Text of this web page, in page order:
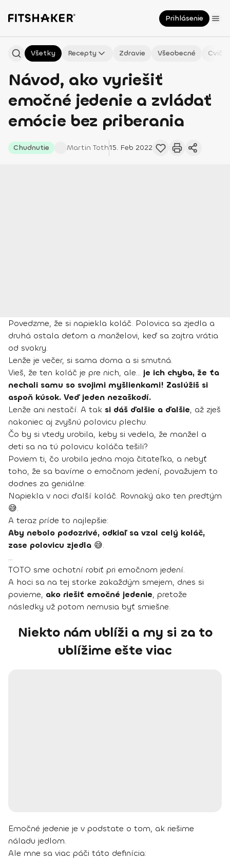
Prihlásenie
Všetky Recepty Zdravie Všeobecné
Návod, ako vyriešiť
emočné jedenie a zvládať
emócie bez priberania
Chudnutie Martin Toth15. Feb 2022
Povedzme, že si napiekla koláč. Polovica sa zjedla a
druhá ostala deťom a manželovi, keď sa zajtra vrátia
od svokry.
Lenže je večer, si sama doma a si smutná.
Vieš, že ten koláč je pre nich, ale… je ich chyba, že ťa
nechali samu so svojimi myšlienkami! Zaslúžiš si
aspoň kúsok. Veď jeden nezaškodí.
Lenže ani nestačí. A tak si dáš ďalšie a ďalšie, až zješ
nakoniec aj zvyšnú polovicu plechu.
Čo by si vtedy urobila, keby si vedela, že manžel a
deti sa na tú polovicu koláča tešili?
Poviem ti, čo urobila jedna moja čitateľka, a nebyť
toho, že sa bavíme o emočnom jedení, považujem to
dodnes za geniálne:
Napiekla v noci ďalší koláč. Rovnaký ako ten predtým
😅.
A teraz príde to najlepšie:
Aby nebolo podozrivé, odkiaľ sa vzal celý koláč,
zase polovicu zjedla 😅.
…
TOTO sme ochotní robiť pri emočnom jedení.
A hoci sa na tej storke zakaždým smejem, dnes si
povieme, ako riešiť emočné jedenie, pretože
následky už potom nemusia byť smiešne.
Niekto nám ublíži a my si za to
ublížime ešte viac
Emočné jedenie je v podstate o tom, ak riešime
náladu jedlom.
Ale mne sa viac páči táto definícia: